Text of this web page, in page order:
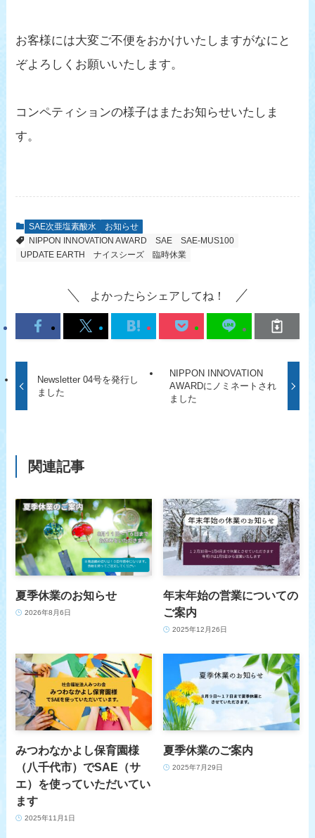
お客様には大変ご不便をおかけいたしますがなにと
ぞよろしくお願いいたします。
コンペティションの様子はまたお知らせいたしま
す。
SAE次亜塩素酸水
お知らせ
NIPPON INNOVATION AWARD
SAE
SAE-MUS100
UPDATE EARTH
ナイスシーズ 臨時休業
よかったらシェアしてね！
Newsletter 04号を発行し
ました
NIPPON INNOVATION
AWARDにノミネートされ
ました
関連記事
夏季休業のお知らせ
2026年8月6日
年末年始の営業についての
ご案内
2025年12月26日
みつわなかよし保育園様
（八千代市）でSAE（サ
エ）を使っていただいてい
ます
2025年11月1日
夏季休業のご案内
2025年7月29日